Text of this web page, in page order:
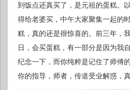
到饭点还真买了，是元祖的蛋糕。
得给老婆买，中午大家聚集一起的
糕，真的还是很惊喜的。前三年，
日，会买蛋糕，有一部分是因为我
纪念一下，而你纯粹是记住了师傅
你的指导，师者，传道受业解惑，真